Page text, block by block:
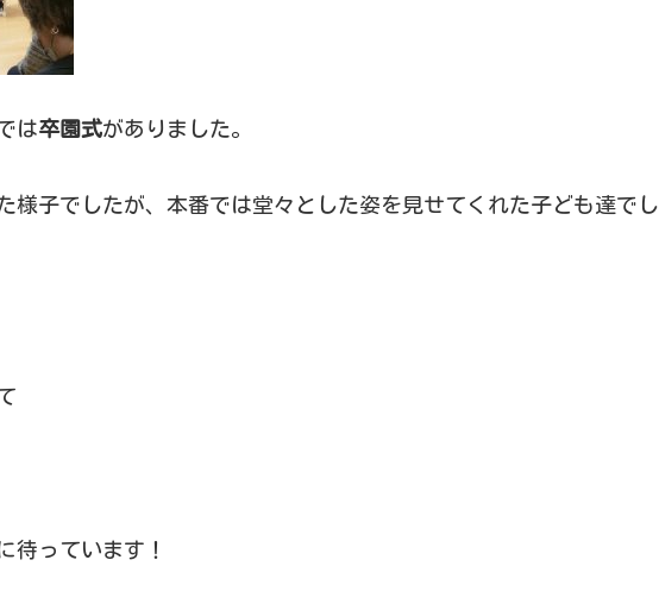
は卒園式がありました。
様子でしたが、本番では堂々とした姿を見せてくれた子ども達でし
待っています！